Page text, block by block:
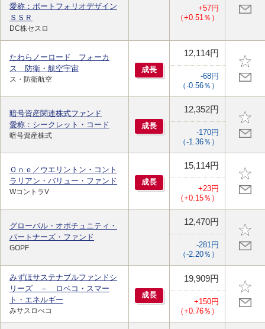
愛称：ポートフォリオデザイン
ＳＳＲ
DC株セスロ
+57円
（+0.51％）
たわらノーロード フォーカ
ス 防衛・航空宇宙
ス・防衛航空
成長
12,114円
-68円
（-0.56％）
暗号資産関連株式ファンド
愛称：シークレット・コード
暗号資産株式
成長
12,352円
-170円
（-1.36％）
Ｏｎｅ／ウエリントン・コント
ラリアン・バリュー・ファンド
WコントラV
成長
15,114円
+23円
（+0.15％）
グローバル・オポチュニティ・
パートナーズ・ファンド
GOPF
12,470円
-281円
（-2.20％）
みずほサステナブルファンドシ
リーズ － ロベコ・スマー
ト・エネルギー
みサスロべコ
成長
19,909円
+150円
（+0.76％）